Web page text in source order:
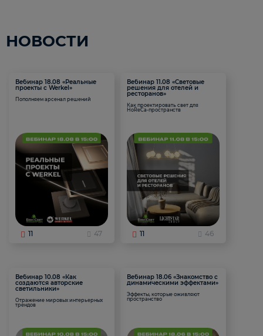
НОВОСТИ
Вебинар 18.08 «Реальные
проекты с Werkel»
Пополняем арсенал решений
11 47
Вебинар 11.08 «Световые
решения для отелей и
ресторанов»
Как проектировать свет для
HoReCa-пространств
11 46
Вебинар 10.08 «Как
создаются авторские
светильники»
Отражение мировых интерьерных
трендов
Вебинар 18.06 «Знакомство с
динамическими эффектами»
Эффекты, которые оживляют
пространство